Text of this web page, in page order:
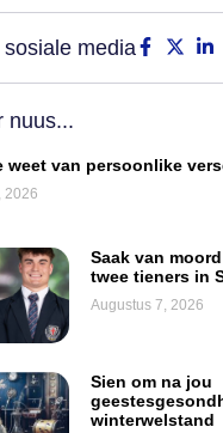
media
nuus...
weet van persoonlike
2026
Saak van
twee tieners in
Augustus 7, 2026
Sien om na jou
winterwelstand